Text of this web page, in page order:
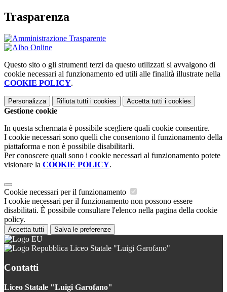
Trasparenza
Questo sito o gli strumenti terzi da questo utilizzati si avvalgono di
cookie necessari al funzionamento ed utili alle finalità illustrate nella
COOKIE POLICY.
Personalizza Rifiuta tutti i cookies Accetta tutti i cookies
Gestione cookie
In questa schermata è possibile scegliere quali cookie consentire.
I cookie necessari sono quelli che consentono il funzionamento della
piattaforma e non è possibile disabilitarli.
Per conoscere quali sono i cookie necessari al funzionamento potete
visionare la COOKIE POLICY.
Cookie necessari per il funzionamento
I cookie necessari per il funzionamento non possono essere
disabilitati. È possibile consultare l'elenco nella pagina della cookie
policy.
Accetta tutti Salva le preferenze
Liceo Statale "Luigi Garofano"
Contatti
Liceo Statale "Luigi Garofano"